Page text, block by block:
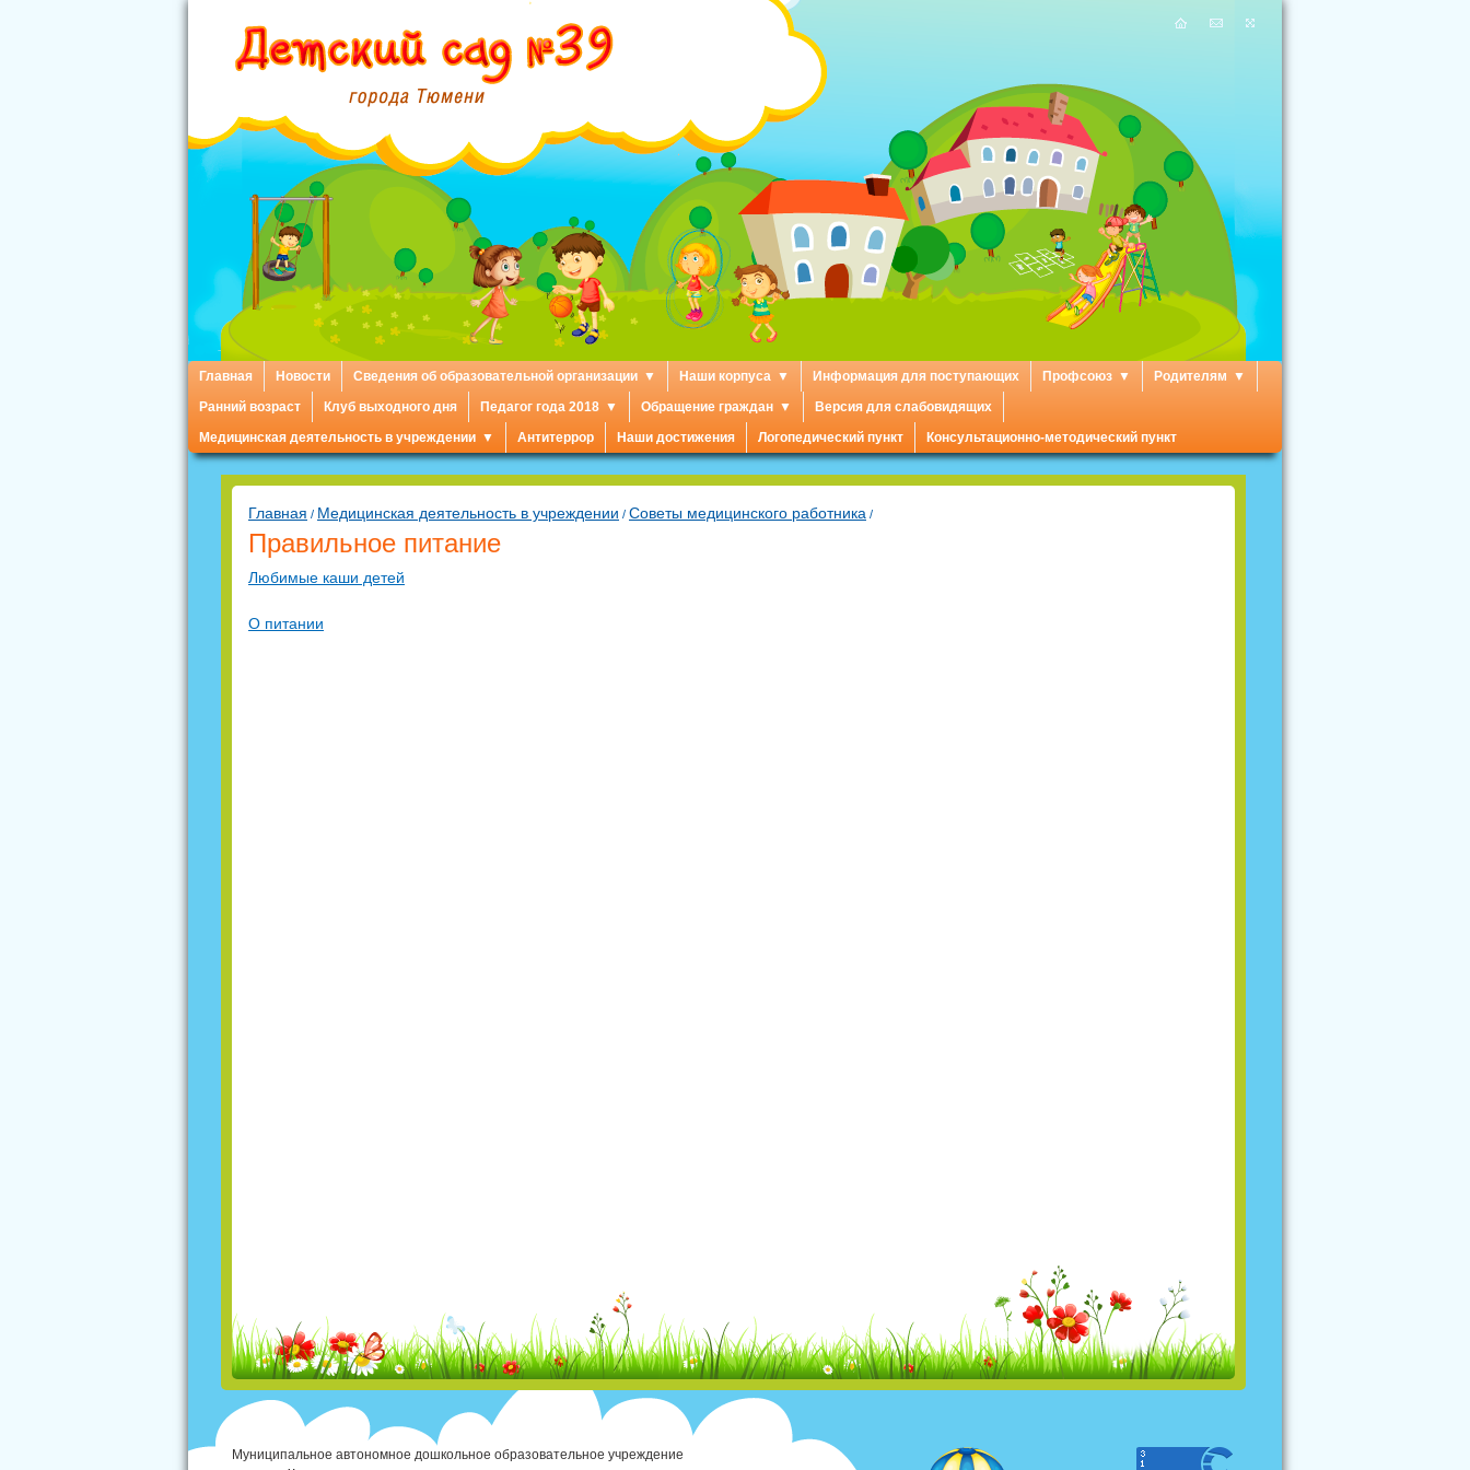
Главная Новости Сведения об образовательной организации Наши корпуса Информация для поступающих Профсоюз
Родителям
Ранний возраст
Клуб выходного дня Педагог года 2018 Обращение граждан
Версия для слабовидящих
Медицинская деятельность в учреждении
Антитеррор Наши достижения Логопедический пункт Консультационно-методический пункт
Главная / Медицинская деятельность в учреждении / Советы медицинского работника /
Правильное питание
Любимые каши детей
О питании
Муниципальное автономное дошкольное образовательное учреждение